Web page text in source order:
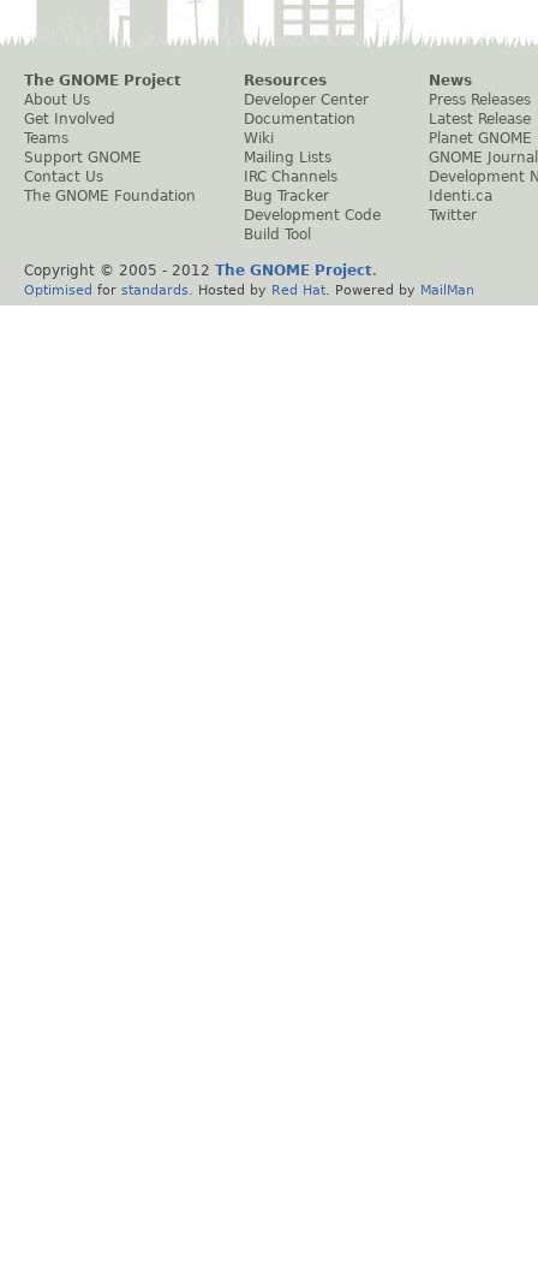
The GNOME Project
About Us
Get Involved
Teams
Support GNOME
Contact Us
The GNOME Foundation
Resources
Developer Center
Documentation
Wiki
Mailing Lists
IRC Channels
Bug Tracker
Development Code
Build Tool
News
Press Releases
Latest Release
Planet GNOME
GNOME Journal
Development
Identi.ca
Twitter
Copyright © 2005 - 2012 The GNOME Project.
Optimised for standards . Hosted by Red Hat . Powered by MailMan